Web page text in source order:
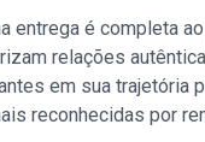
entrega é completa
relações
em sua trajetória
reconhecidas por